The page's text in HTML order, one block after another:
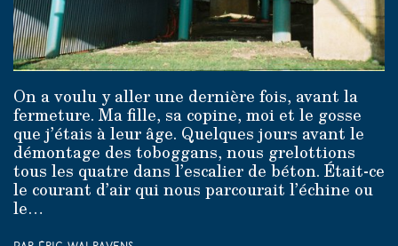
On a voulu y aller une dernière fois, avant la
fermeture. Ma fille, sa copine, moi et le gosse
que j’étais à leur âge. Quelques jours avant le
démontage des toboggans, nous grelottions
tous les quatre dans l’escalier de béton. Était-ce
le courant d’air qui nous parcourait l’échine ou
le…